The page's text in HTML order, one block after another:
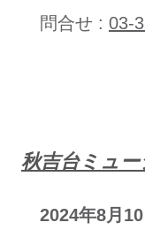
問合せ : 03-
秋吉台ミュ
2024年8月